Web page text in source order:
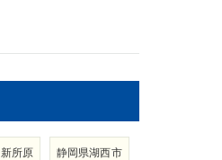
新所原 静岡県湖西市